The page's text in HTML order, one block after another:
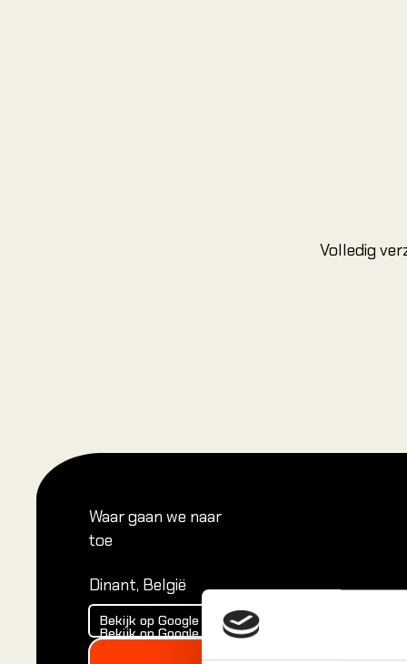
Volledig
Waar gaan we naar
toe
Dinant, België
Bekijk op Google Maps
Bekijk op Google Maps
Bekijk op Google Maps